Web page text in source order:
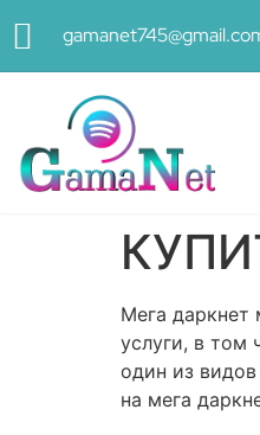
Мега даркнет
услуги, в том
один из
на мега